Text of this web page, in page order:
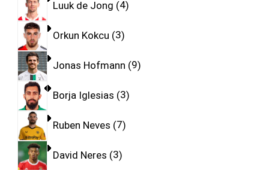
Luuk de Jong 4
Orkun Kokcu 3
Jonas Hofmann 9
Borja Iglesias 3
Ruben Neves 7
David Neres 3